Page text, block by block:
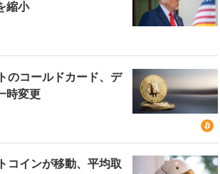
縮小
のコールドカード、デ
時変更
コインが移動、平均取